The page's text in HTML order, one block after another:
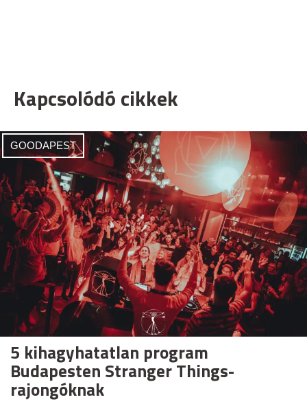
Kapcsolódó cikkek
GOODAPEST
5 kihagyhatatlan program
Budapesten Stranger Things-
rajongóknak